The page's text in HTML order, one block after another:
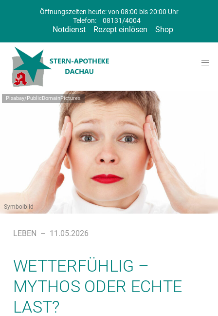
Öffnungszeiten heute: von 08:00 bis 20:00 Uhr
Telefon:
08131/4004
Notdienst Rezept einlösen Shop
Pixabay/PublicDomainPictures
Symbolbild
LEBEN – 11.05.2026
WETTERFÜHLIG –
MYTHOS ODER ECHTE
LAST?